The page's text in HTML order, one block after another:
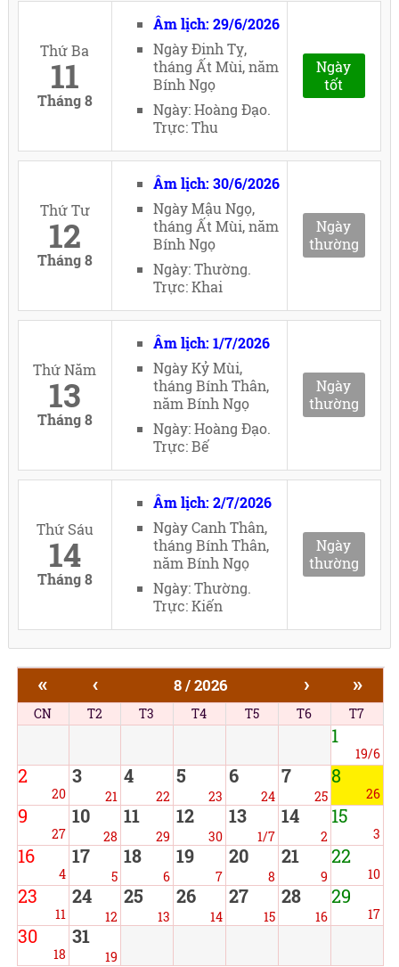
Thứ Ba
11
Tháng 8
Âm lịch: 29/6/2026
Ngày Đinh Tỵ,
tháng Ất Mùi, năm
Bính Ngọ
Ngày: Hoàng Đạo.
Trực: Thu
Ngày
tốt
Thứ Tư
12
Tháng 8
Âm lịch: 30/6/2026
Ngày Mậu Ngọ,
tháng Ất Mùi, năm
Bính Ngọ
Ngày: Thường.
Trực: Khai
Ngày
thường
Thứ Năm
13
Tháng 8
Âm lịch: 1/7/2026
Ngày Kỷ Mùi,
tháng Bính Thân,
năm Bính Ngọ
Ngày: Hoàng Đạo.
Trực: Bế
Ngày
thường
Thứ Sáu
14
Tháng 8
Âm lịch: 2/7/2026
Ngày Canh Thân,
tháng Bính Thân,
năm Bính Ngọ
Ngày: Thường.
Trực: Kiến
Ngày
thường
« ‹ 8 / 2026 › »
CN T2 T3 T4 T5 T6 T7
1
19/6
2
20
3
21
4
22
5
23
6
24
7
25
8
26
9
27
10
28
11
29
12
30
13
1/7
14
2
15
3
16
4
17
5
18
6
19
7
20
8
21
9
22
10
23
11
24
12
25
13
26
14
27
15
28
16
29
17
30
18
31
19